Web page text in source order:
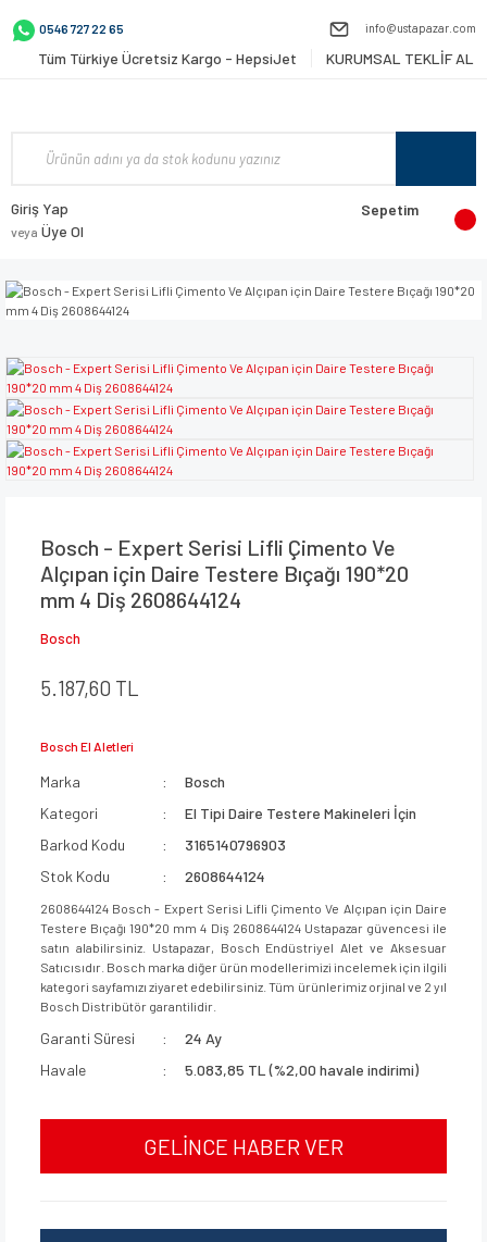
0546 727 22 65 info@ustapazar.com
Tüm Türkiye Ücretsiz Kargo - HepsiJet KURUMSAL TEKLİF AL
Giriş Yap
veya Üye Ol
Sepetim
Bosch - Expert Serisi Lifli Çimento Ve
Alçıpan için Daire Testere Bıçağı 190*20
mm 4 Diş 2608644124
Bosch
5.187,60 TL
Bosch El Aletleri
Marka
Bosch
Kategori
El Tipi Daire Testere Makineleri İçin
Barkod Kodu
3165140796903
Stok Kodu
2608644124
2608644124 Bosch - Expert Serisi Lifli Çimento Ve Alçıpan için Daire
Testere Bıçağı 190*20 mm 4 Diş 2608644124 Ustapazar güvencesi ile
satın alabilirsiniz. Ustapazar, Bosch Endüstriyel Alet ve Aksesuar
Satıcısıdır. Bosch marka diğer ürün modellerimizi incelemek için ilgili
kategori sayfamızı ziyaret edebilirsiniz. Tüm ürünlerimiz orjinal ve 2 yıl
Bosch Distribütör garantilidir.
Garanti Süresi
24 Ay
Havale
5.083,85 TL (%2,00 havale indirimi)
GELİNCE HABER VER